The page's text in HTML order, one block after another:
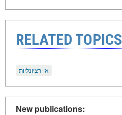
RELATED TOPICS
אי-רציונליות
New publications: